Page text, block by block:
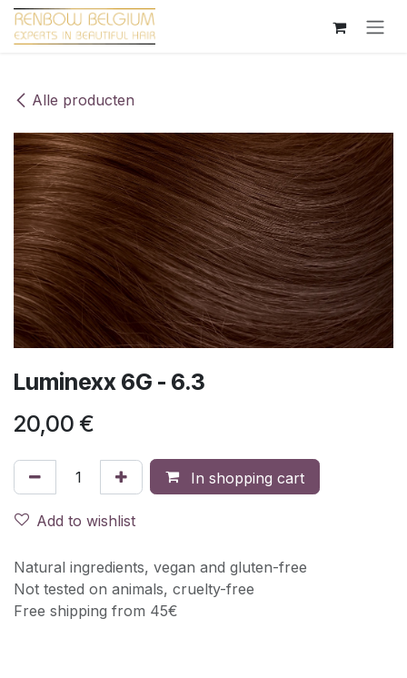
Overslaan naar inhoud
Alle producten
Luminexx 6G - 6.3
20,00 €
In shopping cart
Add to wishlist
Natural ingredients, vegan and gluten-free
Not tested on animals, cruelty-free
Free shipping from 45€